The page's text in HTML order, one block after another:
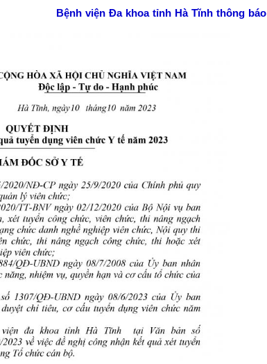
Bệnh viện Đa khoa tỉnh Hà Tĩnh thông báo